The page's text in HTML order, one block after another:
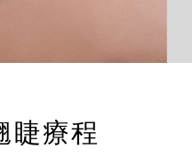
睫療程